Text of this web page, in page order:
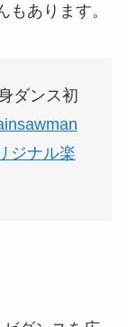
もあります。
ダンス初
ジナル楽